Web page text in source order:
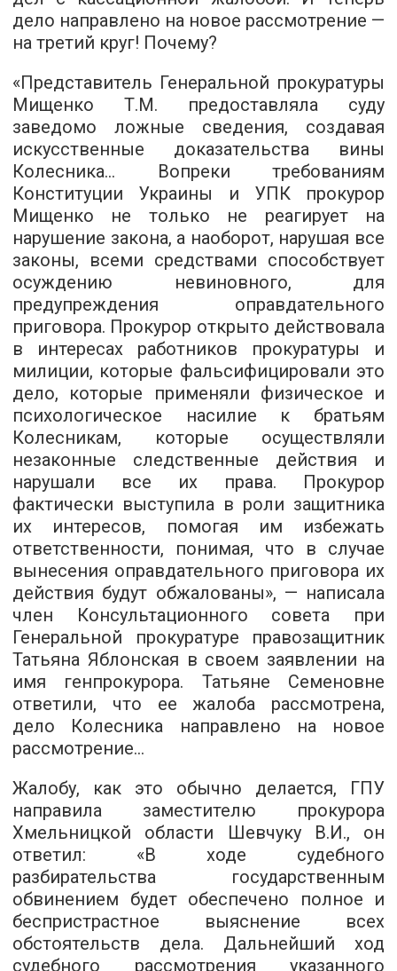
дело направлено на новое рассмотрение —
на третий круг! Почему?
«Представитель Генеральной прокуратуры
Мищенко Т.М. предоставляла суду
заведомо ложные сведения, создавая
искусственные доказательства вины
Колесника... Вопреки требованиям
Конституции Украины и УПК прокурор
Мищенко не только не реагирует на
нарушение закона, а наоборот, нарушая все
законы, всеми средствами способствует
осуждению невиновного, для
предупреждения оправдательного
приговора. Прокурор открыто действовала
в интересах работников прокуратуры и
милиции, которые фальсифицировали это
дело, которые применяли физическое и
психологическое насилие к братьям
Колесникам, которые осуществляли
незаконные следственные действия и
нарушали все их права. Прокурор
фактически выступила в роли защитника
их интересов, помогая им избежать
ответственности, понимая, что в случае
вынесения оправдательного приговора их
действия будут обжалованы», — написала
член Консультационного совета при
Генеральной прокуратуре правозащитник
Татьяна Яблонская в своем заявлении на
имя генпрокурора. Татьяне Семеновне
ответили, что ее жалоба рассмотрена,
дело Колесника направлено на новое
рассмотрение...
Жалобу, как это обычно делается, ГПУ
направила заместителю прокурора
Хмельницкой области Шевчуку В.И., он
ответил: «В ходе судебного
разбирательства государственным
обвинением будет обеспечено полное и
беспристрастное выяснение всех
обстоятельств дела. Дальнейший ход
судебного рассмотрения указанного